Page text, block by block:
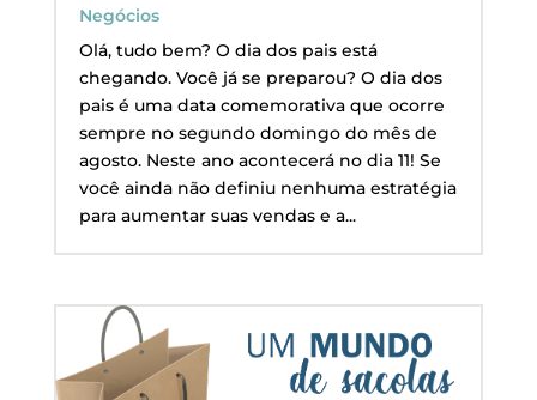
Negócios
Olá, tudo bem? O dia dos pais está
chegando. Você já se preparou? O dia dos
pais é uma data comemorativa que ocorre
sempre no segundo domingo do mês de
agosto. Neste ano acontecerá no dia 11! Se
você ainda não definiu nenhuma estratégia
para aumentar suas vendas e a...